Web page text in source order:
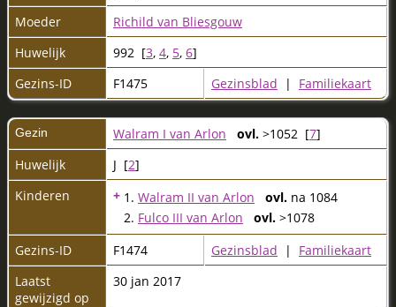
Moeder
Richild van Bliesgouw
Huwelijk
992 [3, 4, 5, 6]
Gezins-ID
F1475 Gezinsblad | Familiekaart
Gezin Walram I van Arlon ovl. >1052 [7]
Huwelijk
J [2]
Kinderen
+ 1. Walram II van Arlon ovl. na 1084
2. Fulco III van Arlon ovl. >1078
Gezins-ID
F1474 Gezinsblad | Familiekaart
Laatst
gewijzigd op
30 jan 2017